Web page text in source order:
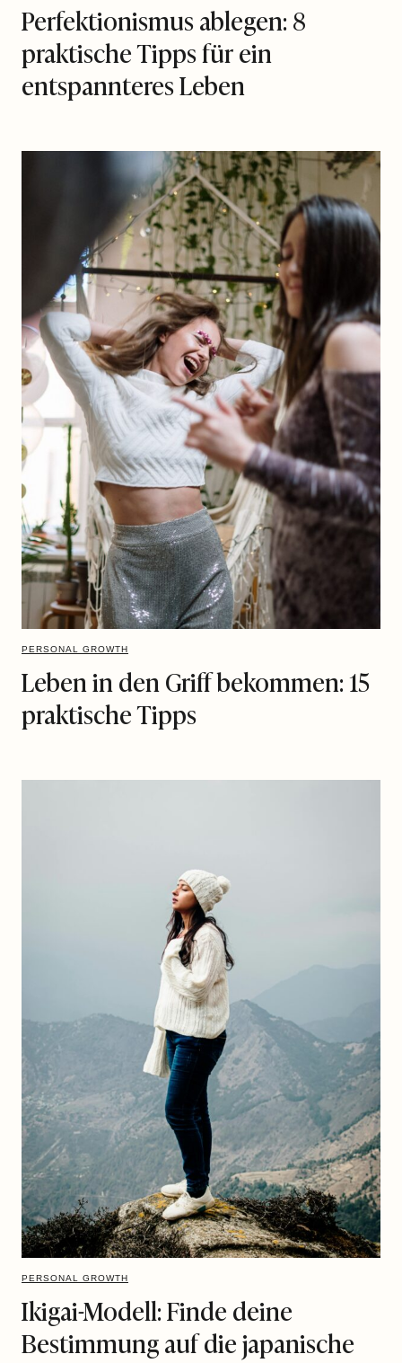
Perfektionismus ablegen: 8
praktische Tipps für ein
entspannteres Leben
PERSONAL GROWTH
Leben in den Griff bekommen: 15
praktische Tipps
PERSONAL GROWTH
Ikigai-Modell: Finde deine
Bestimmung auf die japanische